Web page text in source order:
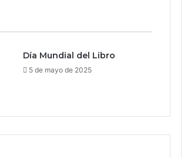
Día Mundial del Libro
5 de mayo de 2025